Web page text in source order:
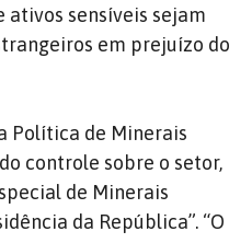
sensíveis sejam
em prejuízo do
Política de Minerais
controle sobre o setor,
de Minerais
da República”. “O